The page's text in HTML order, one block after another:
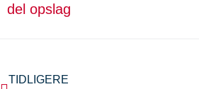
del opslag
TIDLIGERE